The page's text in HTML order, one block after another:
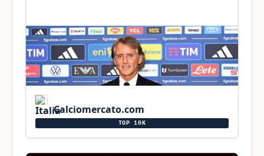
Calciomercato.com
TOP 10K